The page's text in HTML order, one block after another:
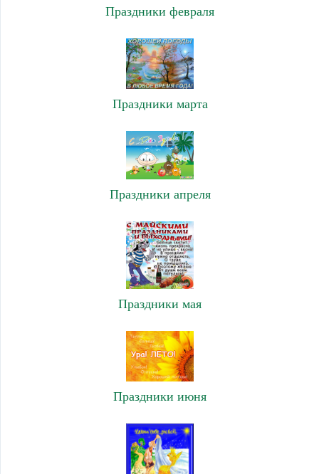
Праздники февраля
Праздники марта
Праздники апреля
Праздники мая
Праздники июня